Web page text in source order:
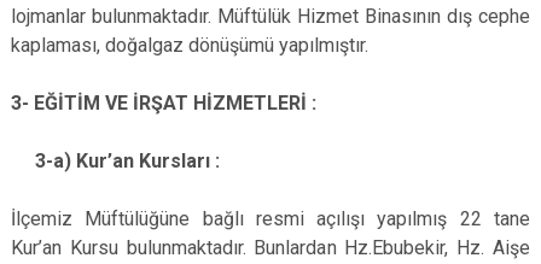
lojmanlar bulunmaktadır. Müftülük Hizmet Binasının dış cephe
kaplaması, doğalgaz dönüşümü yapılmıştır.
3- EĞİTİM VE İRŞAT HİZMETLERİ :
3-a) Kur’an Kursları :
İlçemiz Müftülüğüne bağlı resmi açılışı yapılmış 22 tane
Kur’an Kursu bulunmaktadır. Bunlardan Hz.Ebubekir, Hz. Aişe